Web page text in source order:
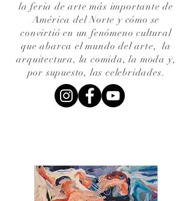
la feria de arte más importante de
América del Norte y cómo se
convirtió en un fenómeno cultural
que abarca el mundo del arte,la
arquitectura, la comida, la moda y,
por supuesto, las celebridades.